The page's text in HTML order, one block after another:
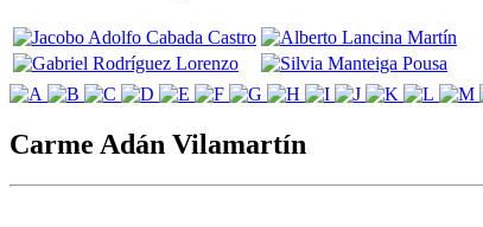
Carme Adán Vilamartín